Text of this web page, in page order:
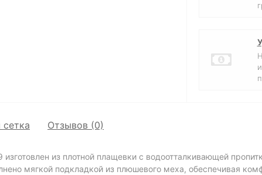
Отзывов (0)
изготовлен из плотной плащевки с водоотталкивающей
мягкой подкладкой из плюшевого меха, обеспечивая